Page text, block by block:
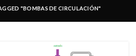
"BOMBAS DE CIRCULACIÓN"